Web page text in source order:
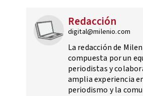
Redacción
digital@milenio.com
La redacción de
compuesta por un
periodistas y
amplia experiencia
periodismo y la